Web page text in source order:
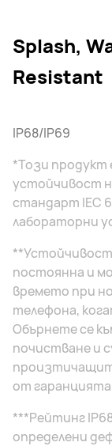
Splash,
Resistant
IP68/IP69
*Този продукт
устойчивост
стандарт IEC
лабораторни
постоянна и
времето при
телефона,
Обърнете се
почистване и
от
***Рейтинг
определени